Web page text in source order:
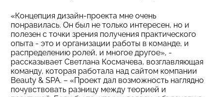
«Концепция дизайн-проекта мне очень
понравилась. Он был не только интересен, но и
полезен с точки зрения получения практического
опыта - это и организации работы в команде, и
распределению ролей, и многое другое», -
рассказывает Светлана Космачева, возглавляющая
команду, которая работала над сайтом компании
Beauty & SPA. – «Проект дал возможность наглядно
почувствовать разницу между теорией и